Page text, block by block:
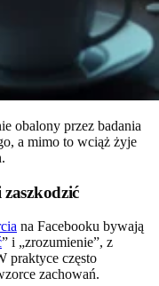
obalony przez badania
a mimo to wciąż żyje
na Facebooku bywają
” i „zrozumienie”, z
praktyce często
zachowań.